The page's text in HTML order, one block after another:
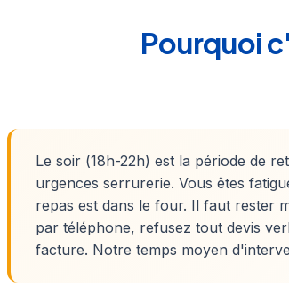
Pourquoi
Le soir (18h-22h) est la période de
urgences serrurerie. Vous êtes
repas est dans le four. Il faut rester
par téléphone, refusez tout devis
facture. Notre temps moyen